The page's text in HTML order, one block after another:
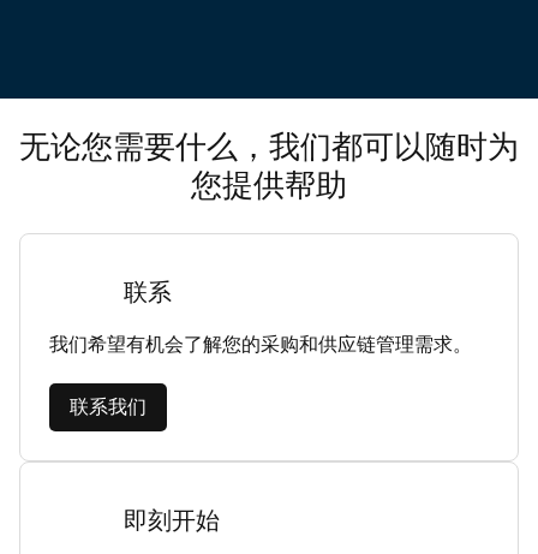
无论您需要什么，我们都可以随时为
您提供帮助
联系
我们希望有机会了解您的采购和供应链管理需求。
联系我们
即刻开始